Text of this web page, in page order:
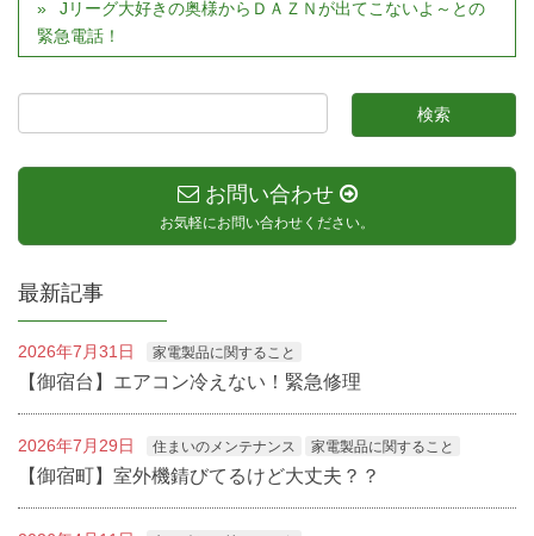
Jリーグ大好きの奥様からＤＡＺＮが出てこないよ～との
緊急電話！
お問い合わせ
お気軽にお問い合わせください。
最新記事
2026年7月31日 家電製品に関すること
【御宿台】エアコン冷えない！緊急修理
2026年7月29日 住まいのメンテナンス 家電製品に関すること
【御宿町】室外機錆びてるけど大丈夫？？